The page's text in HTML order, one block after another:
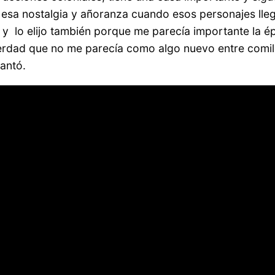
nostalgia y añoranza cuando esos personajes
lo elijo también porque me parecía importante la
que no me parecía como algo nuevo entre